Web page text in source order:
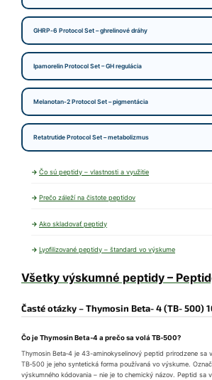
GHRP‑6 Protocol Set – ghrelinové dráhy
Ipamorelin Protocol Set – GH regulácia
Melanotan‑2 Protocol Set – pigmentácia
Retatrutide Protocol Set – metabolizmus
Čo sú peptidy – vlastnosti a využitie
Prečo záleží na čistote peptidov
Ako skladovať peptidy
Lyofilizované peptidy – štandard vo výskume
Všetky výskumné peptidy –
Časté otázky – Thymosin Beta‑4 (TB‑500)
Čo je Thymosin Beta‑4 a prečo sa volá TB‑500?
Thymosin Beta‑4 je 43-aminokyselinový peptid prirodzene sa
TB‑500 je jeho syntetická forma používaná vo výskume.
výskumného kódovania – nie je to chemický názov. Peptid sa